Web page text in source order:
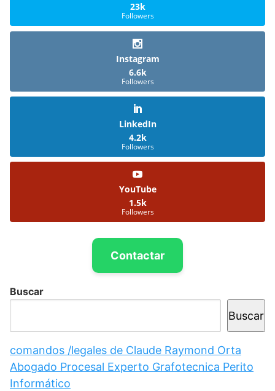
23k
Followers
Instagram
6.6k
Followers
LinkedIn
4.2k
Followers
YouTube
1.5k
Followers
Contactar
Buscar
Buscar
comandos /legales de Claude Raymond Orta
Abogado Procesal Experto Grafotecnica Perito
Informático